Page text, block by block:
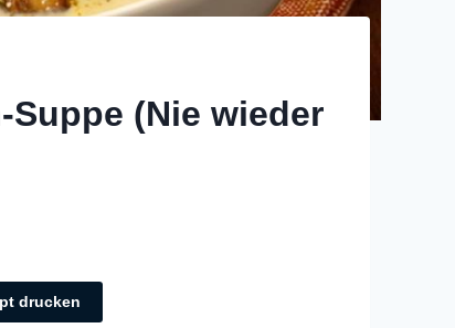
(Nie wieder
drucken